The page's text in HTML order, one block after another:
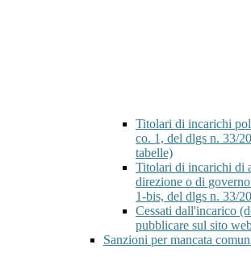
Titolari di incarichi
co. 1, del dlgs n. 33/
tabelle)
Titolari di incarichi di
direzione o di
1-bis, del dlgs n. 33/
Cessati dall'incarico
pubblicare sul sito
Sanzioni per mancata